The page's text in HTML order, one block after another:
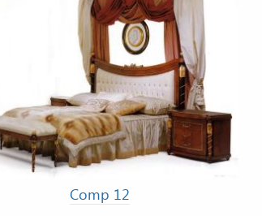
Comp 12